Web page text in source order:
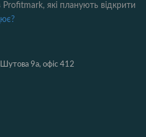
Profitmark, які планують відкрити
9а, офіс 412